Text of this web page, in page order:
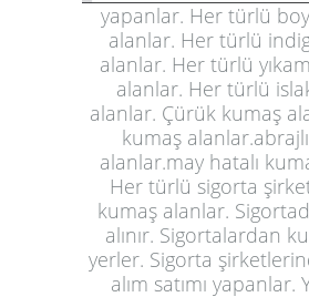
yapanlar. Her türlü
alanlar. Her türlü
alanlar. Her türlü
alanlar. Her türlü
alanlar. Çürük kumaş
kumaş
alanlar.may hatalı
Her türlü sigorta
kumaş alanlar.
alınır. Sigortalardan
yerler. Sigorta
alım satımı yapanlar.